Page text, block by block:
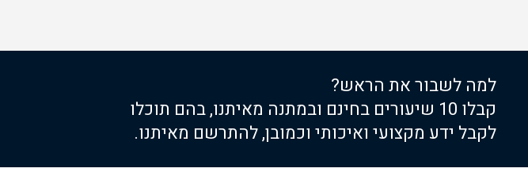
למה לשבור את הראש?
קבלו 10 שיעורים בחינם ובמתנה מאיתנו, בהם תוכלו
לקבל ידע מקצועי ואיכותי וכמובן, להתרשם מאיתנו.